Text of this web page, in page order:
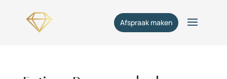
Afspraak maken